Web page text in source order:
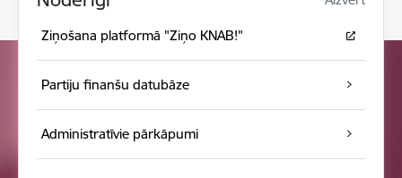
Ziņošana platformā "Ziņo KNAB!"
Partiju finanšu datubāze
Administratīvie pārkāpumi